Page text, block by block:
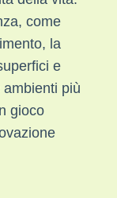
come
la
e
più
gioco